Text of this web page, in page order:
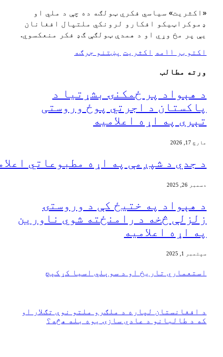
‏«اکثریت» سیاسي فکري ټولګه ده چې د ملي او
ډموکراټیکو افکارو لرونکي ملتپال افغانان
یې پر مخ وړي او د همدې ټولګې ګډ فکر منعکسوي.
اکتوبر ۱۱مه اکثریت پښتنو جرګه
ورته مطالب
‏د هېواد پر ځمکنۍ بشړتیا د
پاکستان د اجرتي پوځ وروستی
تېری په اړه اعلامیه
د جدي د شپږمې په اړه مطبوعاتي اعلامیه
دسمبر 26, 2025
‏د هېواد په ختیځ کې د وروستۍ
زلزلې څخه د رامنځته شوي ناورین
په اړه اعلامیه
سپتمبر 1, 2025
‏استعماري تاریخ او د سوېلي اسیا کړکېچ
د افغانستان لپاره د ملګرو ملتو نوې تګلار او
که د طالبانو د عادي سازۍ یوه بله هڅه؟